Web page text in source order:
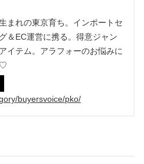
まれの東京育ち。インポートセ
＆EC運営に携る。得意ジャン
イテム。アラフォーのお悩みに
♡
buyersvoice/pko/